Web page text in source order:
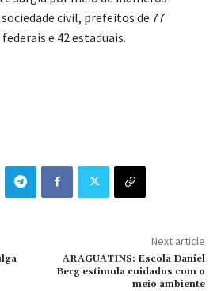
civil, prefeitos de 77
e 42 estaduais.
Next article
ARAGUATINS: Escola Daniel
Berg estimula cuidados com o
meio ambiente